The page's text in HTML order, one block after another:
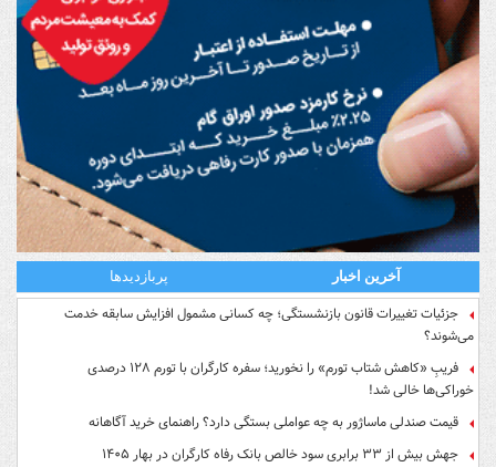
آخرین اخبار پربازدیدها
جزئیات تغییرات قانون بازنشستگی؛ چه کسانی مشمول افزایش سابقه خدمت
می‌شوند؟
فریبِ «کاهش شتاب تورم» را نخورید؛ سفره کارگران با تورم ۱۲۸ درصدی
خوراکی‌ها خالی شد!
قیمت صندلی ماساژور به چه عواملی بستگی دارد؟ راهنمای خرید آگاهانه
جهش بیش از ۳۳ برابری سود خالص بانک رفاه کارگران در بهار ۱۴۰۵